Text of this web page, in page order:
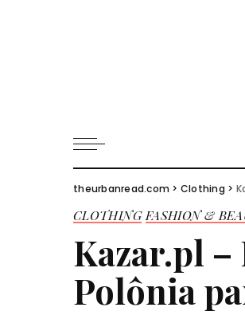
theurbanread.com > Clothing >
CLOTHING FASHION &
Kazar.pl –
Polônia